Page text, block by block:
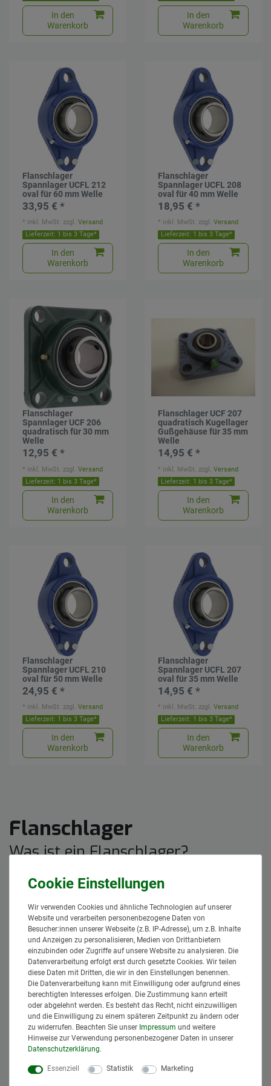
In den
Warenkorb
In den
Warenkorb
Flanschlager
Spannlager UCFL 212
oval für 60 mm Welle
33,95 € *
Lieferzeit: 1 bis 3 Tage*
In den
Warenkorb
* inkl. MwSt. zzgl.Versand
Flanschlager
Spannlager UCFL 208
oval für 40 mm Welle
18,95 € *
Lieferzeit: 1 bis 3 Tage*
In den
Warenkorb
* inkl. MwSt. zzgl.Versand
Flanschlager
Spannlager UCF 206
quadratisch für 30 mm
Welle
12,95 € *
Lieferzeit: 1 bis 3 Tage*
In den
Warenkorb
* inkl. MwSt. zzgl.Versand
Flanschlager UCF 207
quadratisch Kugellager
Gußgehäuse für 35 mm
Welle
14,95 € *
Lieferzeit: 1 bis 3 Tage*
In den
Warenkorb
* inkl. MwSt. zzgl.Versand
Flanschlager
Spannlager UCFL 210
oval für 50 mm Welle
24,95 € *
Lieferzeit: 1 bis 3 Tage*
In den
Warenkorb
* inkl. MwSt. zzgl.Versand
Flanschlager
Spannlager UCFL 207
oval für 35 mm Welle
14,95 € *
Lieferzeit: 1 bis 3 Tage*
In den
Warenkorb
* inkl. MwSt. zzgl.Versand
Flanschlager
Was ist ein Flanschlager?
ummanteltenKugellager. Das Gehäuse kann aus diversen
Grauguss
Leichtmetallguss
Kunststoff
Stahlblech
Edelstahl
Jedes Flanschlager ist entweder mitzwei oder vier Bohrlöchern
ausgestattet. Dadurch können Sie sie sehr einfach an der
gewünschten Stelle anflanschen. Flanschlager ermöglichen der
Welle, sich ohne Behinderung um die eigene Achse zu drehen.
Zugleich stellen sie sicher, dass die Wellenicht verrutscht.
Vorteile von Flanschlagern
Wir verwenden Cookies und ähnliche Technologien auf unserer
Website und verarbeiten personenbezogene Daten von
Besucher:innen unserer Webseite (z.B. IP-Adresse), um z.B. Inhalte
und Anzeigen zu personalisieren, Medien von Drittanbietern
einzubinden oder Zugriffe auf unsere Website zu analysieren. Die
Datenverarbeitung erfolgt erst durch gesetzte Cookies. Wir teilen
diese Daten mit Dritten, die wir in den Einstellungen benennen.
Die Datenverarbeitung kann mit Einwilligung oder aufgrund eines
berechtigten Interesses erfolgen. Die Zustimmung kann erteilt
oder abgelehnt werden. Es besteht das Recht, nicht einzuwilligen
und die Einwilligung zu einem späteren Zeitpunkt zu ändern oder
zu widerrufen. Beachten Sie unser Impressum und weitere
Hinweise zur Verwendung personenbezogener Daten in unserer
Daten­schutz­erklärung.
Essenziell Statistik Marketing